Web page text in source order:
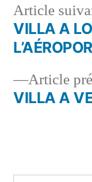
l’article
Article
VILLA A
Article
VILLA A